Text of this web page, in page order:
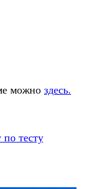
можно здесь.
по тесту